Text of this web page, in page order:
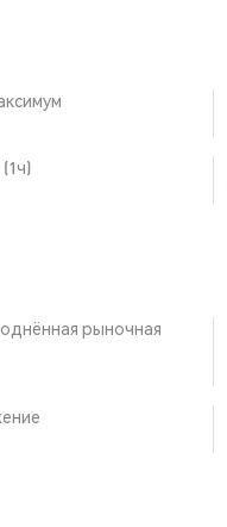
рыночная